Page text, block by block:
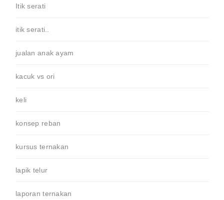
Itik serati
itik serati..
jualan anak ayam
kacuk vs ori
keli
konsep reban
kursus ternakan
lapik telur
laporan ternakan